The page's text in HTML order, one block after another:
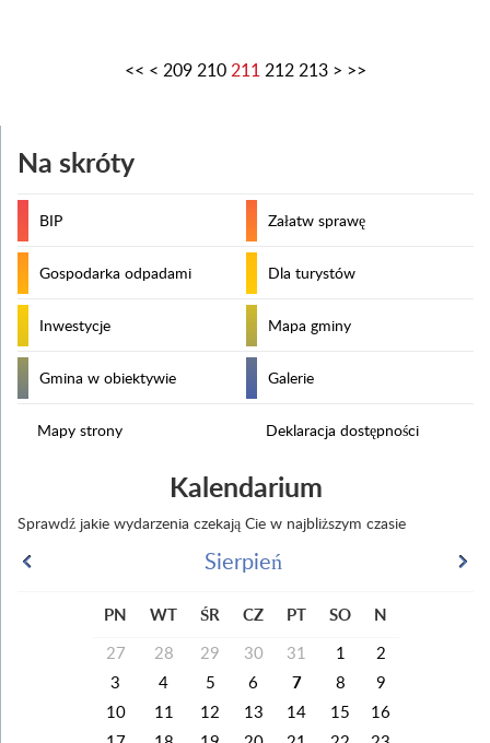
<< < 209 210 211 212 213 > >>
Na skróty
BIP Załatw sprawę
Gospodarka odpadami Dla turystów
Inwestycje Mapa gminy
Gmina w obiektywie Galerie
Mapy strony Deklaracja dostępności
Kalendarium
Sprawdź jakie wydarzenia czekają Cie w najbliższym czasie
Sierpień
PN WT ŚR CZ PT SO N
27 28 29 30 31 1
2
3
4 5 6 7 8
9
10
11 12 13 14 15
16